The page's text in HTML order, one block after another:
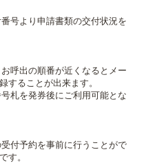
号より申請書類の交付状況を
呼出の順番が近くなるとメー
することが出来ます。
札を発券後にご利用可能とな
付予約を事前に行うことがで
す。